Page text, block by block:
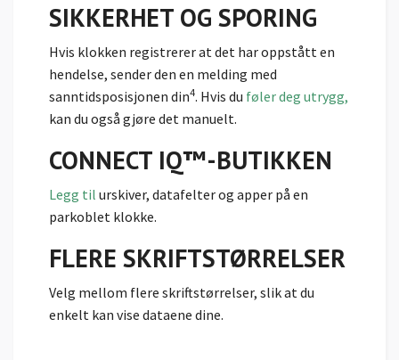
SIKKERHET OG SPORING
Hvis klokken registrerer at det har oppstått en
hendelse, sender den en melding med
sanntidsposisjonen din4. Hvis du føler deg utrygg,
kan du også gjøre det manuelt.
CONNECT IQ™-BUTIKKEN
Legg til urskiver, datafelter og apper på en
parkoblet klokke.
FLERE SKRIFTSTØRRELSER
Velg mellom flere skriftstørrelser, slik at du
enkelt kan vise dataene dine.